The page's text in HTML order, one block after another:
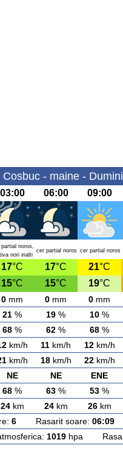
Cosbuc - maine -
03:00 06:00 09:00
partial noros,
nori inalti
cer partial noros cer partial noros
17°C 17°C 21°C
15°C 15°C 19°C
0 mm 0 mm 0 mm
21 % 19 % 10 %
68 % 62 % 68 %
km/h 11 km/h 12km/h
km/h 18km/h 22km/h
NE NE ENE
68 % 63 % 53 %
24km 24km 26km
6Rasarit soare: 06:09
1019hpa